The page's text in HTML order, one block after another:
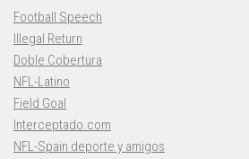
Football Speech
Illegal Return
Doble Cobertura
NFL-Latino
Field Goal
Interceptado.com
NFL-Spain deporte y amigos